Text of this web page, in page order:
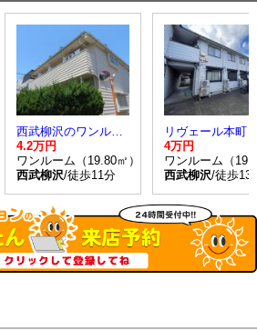
西武柳沢のワンルーム賃貸アパート
4.2万円
ワンルーム（19.80㎡）
西武柳沢/徒歩11分
リヴェール本町
4万円
ワンルーム（
西武柳沢/徒歩13